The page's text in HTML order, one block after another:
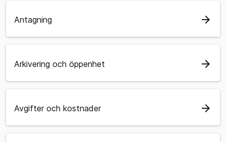
Antagning arrow_forward
Arkivering och öppenhet arrow_forward
Avgifter och kostnader arrow_forward